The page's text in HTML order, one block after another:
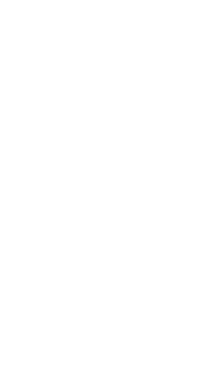
Diputación
territorio a lo largo
En primer lugar,
acontecimientos
octubre y
como el trágico
malagueños, que
,
administraciones